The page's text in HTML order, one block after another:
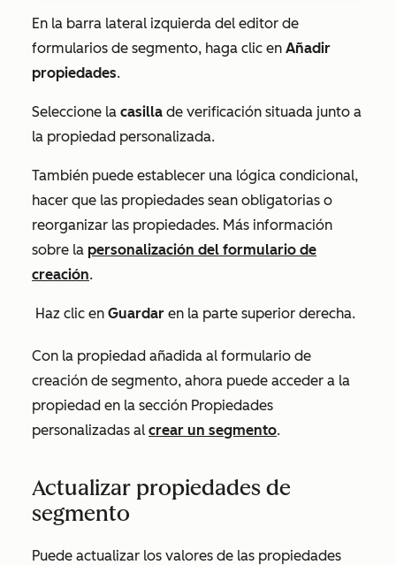
En la barra lateral izquierda del editor de
formularios de segmento, haga clic en Añadir
propiedades.
Seleccione la casilla de verificación situada junto a
la propiedad personalizada.
También puede establecer una lógica condicional,
hacer que las propiedades sean obligatorias o
reorganizar las propiedades. Más información
sobre la personalización del formulario de
creación.
Haz clic en Guardar en la parte superior derecha.
Con la propiedad añadida al formulario de
creación de segmento, ahora puede acceder a la
propiedad en la sección Propiedades
personalizadas al crear un segmento.
Actualizar propiedades de
segmento
Puede actualizar los valores de las propiedades